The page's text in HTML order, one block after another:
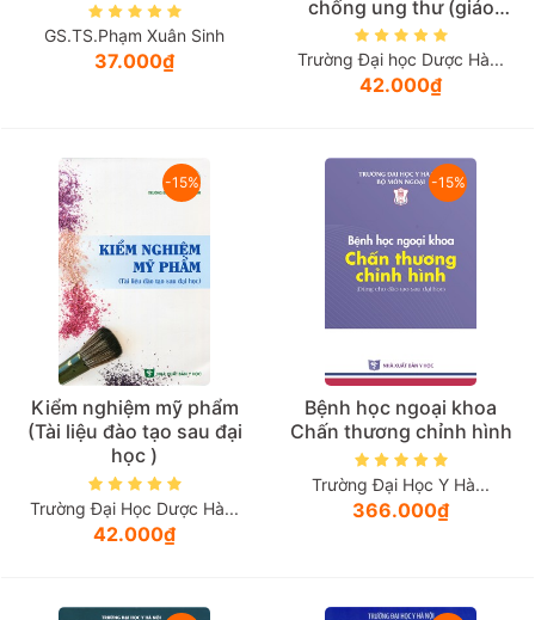
GS.TS.Phạm Xuân Sinh
37.000₫
chống ung thư (giáo
trình đào tạo sau đại
học)
Trường Đại học Dược Hà...
42.000₫
-15%
Kiểm nghiệm mỹ phẩm
(Tài liệu đào tạo sau đại
học )
Trường Đại Học Dược Hà...
42.000₫
-15%
Bệnh học ngoại khoa
Chấn thương chỉnh hình
Trường Đại Học Y Hà...
366.000₫